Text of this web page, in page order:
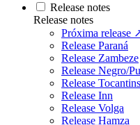
Release notes
Release notes
Próxima release
Release Paraná
Release Zambeze
Release Negro/
Release Tocantins
Release Inn
Release Volga
Release Hamza